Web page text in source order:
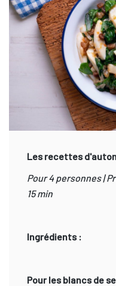
Les recettes
Pour 4 personnes |
15 min
Ingrédients :
Pour les blancs de